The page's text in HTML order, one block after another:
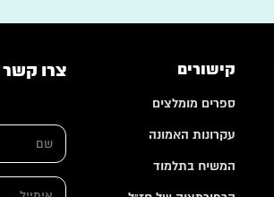
קישורים
ספרים מומלצים
עקרונות האמונה
המשיח בתלמוד
צרו קשר
ש
*
ם
א